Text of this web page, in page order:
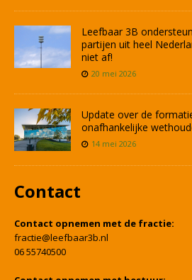
Leefbaar 3B
partijen uit heel
niet af!
20 mei 2026
Update over de
onafhankelijke
14 mei 2026
Contact
Contact opnemen met de fractie:
fractie@leefbaar3b.nl
06 55740500